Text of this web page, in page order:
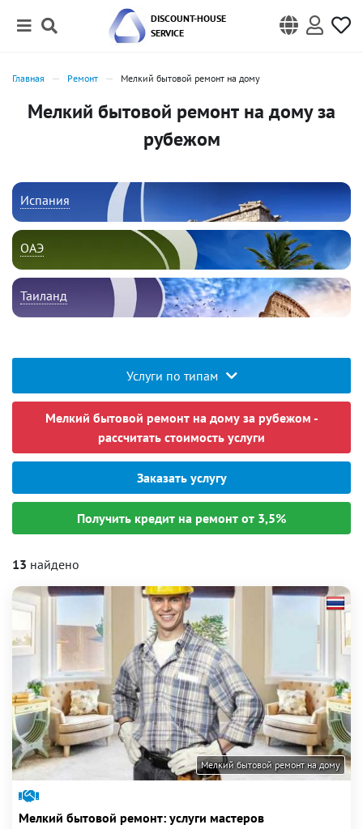
DISCOUNT-HOUSE
SERVICE
Главная Ремонт Мелкий бытовой ремонт на дому
Мелкий бытовой ремонт на дому за
рубежом
Испания
ОАЭ
Таиланд
Услуги по типам
Мелкий бытовой ремонт на дому за рубежом -
рассчитать стоимость услуги
Заказать услугу
Получить кредит на ремонт от 3,5%
13 найдено
Мелкий бытовой ремонт на дому
Мелкий бытовой ремонт: услуги мастеров